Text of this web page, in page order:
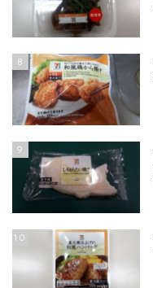
8
9
10